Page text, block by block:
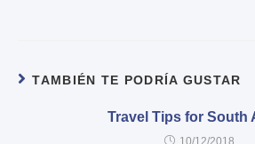
TAMBIÉN TE PODRÍA GUSTAR
Travel Tips for South
10/12/2018